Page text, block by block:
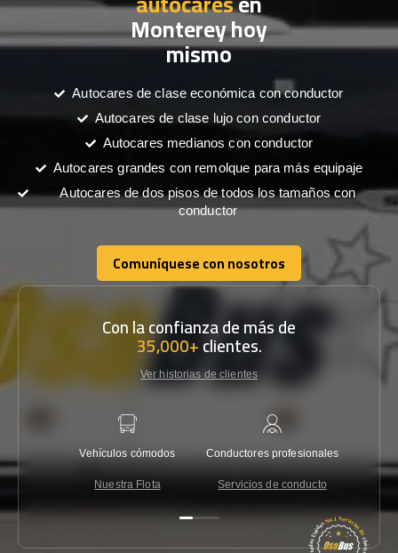
Monterey hoy
mismo
Autocares de clase económica con conductor
Autocares de clase lujo con conductor
Autocares medianos con conductor
Autocares grandes con remolque para más equipaje
Autocares de dos pisos de todos los tamaños con
conductor
Comuníquese con nosotros
Comuníquese con nosotros
Con la confianza de más de
35,000+clientes.
Ver historias de clientes
Vehículos cómodos
Nuestra Flota
Conductores profesionales
Servicios de conducto